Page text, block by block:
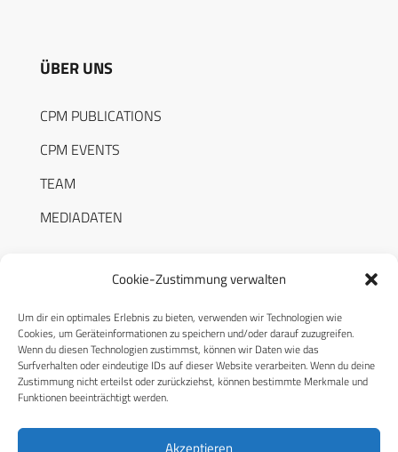
Cookie-Zustimmung verwalten
Um dir ein optimales Erlebnis zu bieten, verwenden wir Technologien wie
Cookies, um Geräteinformationen zu speichern und/oder darauf zuzugreifen.
Wenn du diesen Technologien zustimmst, können wir Daten wie das
Surfverhalten oder eindeutige IDs auf dieser Website verarbeiten. Wenn du deine
Zustimmung nicht erteilst oder zurückziehst, können bestimmte Merkmale und
Funktionen beeinträchtigt werden.
Akzeptieren
ÜBER UNS
CPM PUBLICATIONS
CPM EVENTS
TEAM
MEDIADATEN
RECHTLICHES
Datenschutzerklärung
Cookie-Richtlinie (EU)